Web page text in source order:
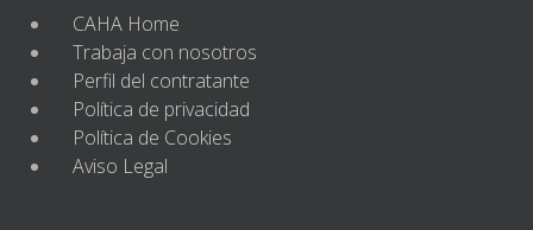
CAHA Home
Trabaja con nosotros
Perfil del contratante
Política de privacidad
Política de Cookies
Aviso Legal